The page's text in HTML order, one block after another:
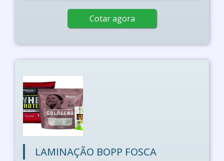
Cotar agora
LAMINAÇÃO BOPP FOSCA